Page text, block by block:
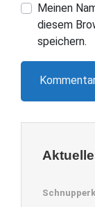
Meinen
diesem
speichern.